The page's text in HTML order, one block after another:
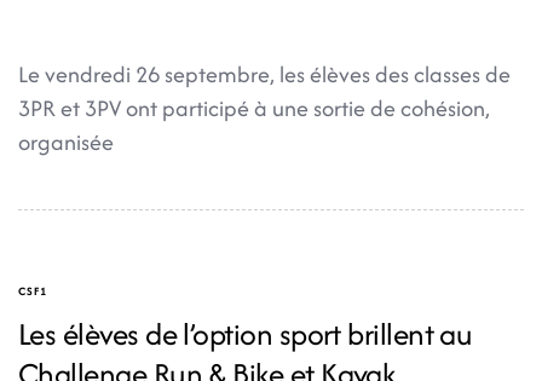
Le vendredi 26 septembre, les élèves des classes de
3PR et 3PV ont participé à une sortie de cohésion,
organisée
CSF1
Les élèves de l’option sport brillent au